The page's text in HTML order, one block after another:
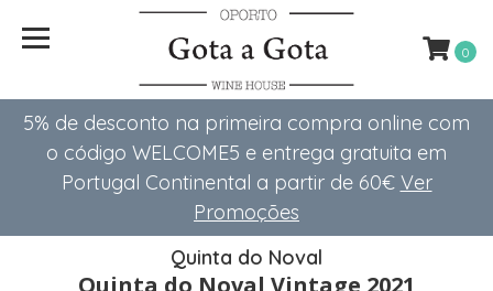
5% de desconto na primeira compra online com
o código WELCOME5 e entrega gratuita em
Portugal Continental a partir de 60€ Ver
Promoções
0
Quinta do Noval
Quinta do Noval Vintage 2021